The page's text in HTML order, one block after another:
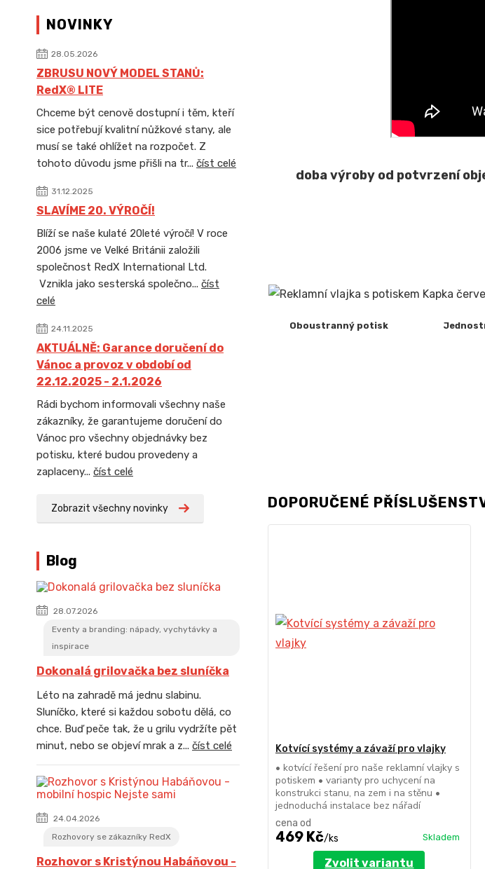
NOVINKY
28.05.2026
ZBRUSU NOVÝ MODEL STANŮ:
RedX® LITE
Chceme být cenově dostupní i těm, kteří
sice potřebují kvalitní nůžkové stany, ale
musí se také ohlížet na rozpočet. Z
tohoto důvodu jsme přišli na tr... číst celé
31.12.2025
SLAVÍME 20. VÝROČÍ!
Blíží se naše kulaté 20leté výročí! V roce
2006 jsme ve Velké Británii založili
společnost RedX International Ltd.
Vznikla jako sesterská společno... číst
celé
24.11.2025
AKTUÁLNĚ: Garance doručení do
Vánoc a provoz v období od
22.12.2025 - 2.1.2026
Rádi bychom informovali všechny naše
zákazníky, že garantujeme doručení do
Vánoc pro všechny objednávky bez
potisku, které budou provedeny a
zaplaceny... číst celé
Zobrazit všechny novinky
Blog
28.07.2026
Eventy a branding: nápady, vychytávky a
inspirace
Dokonalá grilovačka bez sluníčka
Léto na zahradě má jednu slabinu.
Sluníčko, které si každou sobotu dělá, co
chce. Buď peče tak, že u grilu vydržíte pět
minut, nebo se objeví mrak a z... číst celé
24.04.2026
Rozhovory se zákazníky RedX
Rozhovor s Kristýnou Habáňovou -
doba výroby od potvrzení
Oboustranný potisk
DOPORUČENÉ
Kotvící systémy a závaží pro vlajky
• kotvící řešení pro naše reklamní vlajky s
potiskem • varianty pro uchycení na
konstrukci stanu, na zem i na stěnu •
jednoduchá instalace bez nářadí
cena od
469 Kč/ks Skladem
Zvolit variantu